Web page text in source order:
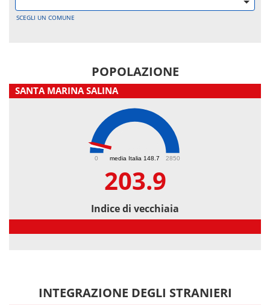
SCEGLI UN COMUNE
POPOLAZIONE
SANTA MARINA SALINA
media Italia 148.7
0 2850
203.9
Indice di vecchiaia
INTEGRAZIONE DEGLI STRANIERI